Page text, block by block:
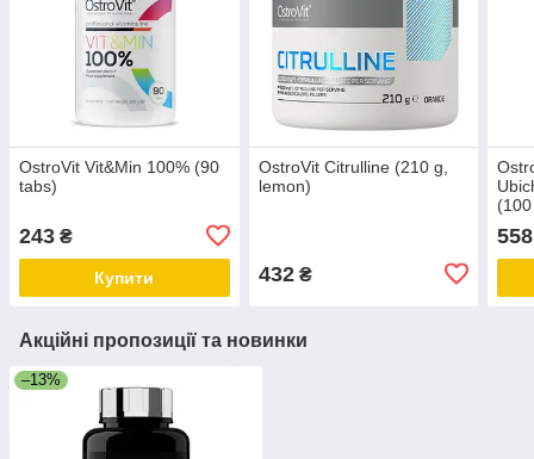
OstroVit Vit&Min 100% (90
tabs)
243 ₴
Купити
OstroVit Citrulline (210 g,
lemon)
432₴
558
Акційні пропозиції та новинки
–13%